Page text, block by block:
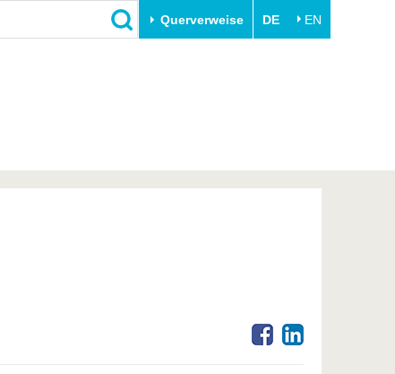
Querverweise DE EN